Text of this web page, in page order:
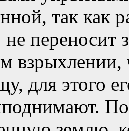
так как
переносит
взрыхлении,
для этого